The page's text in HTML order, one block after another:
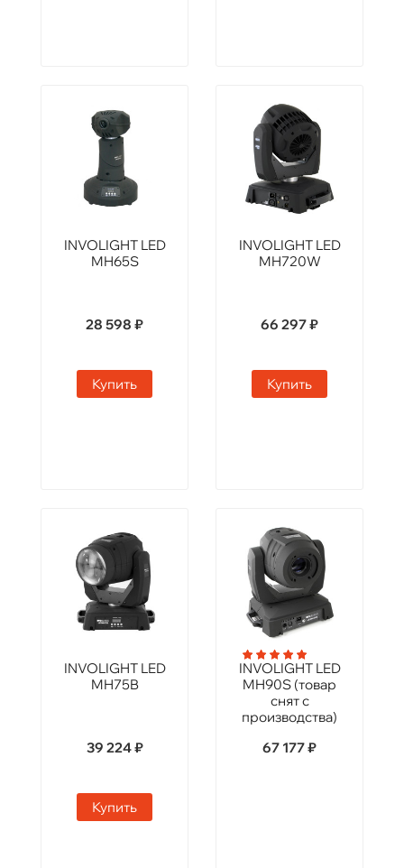
INVOLIGHT LED
MH65S
28 598 ₽
Купить
INVOLIGHT LED
MH720W
66 297 ₽
Купить
INVOLIGHT LED
MH75B
39 224 ₽
Купить
INVOLIGHT LED
MH90S (товар
снят с
производства)
67 177 ₽